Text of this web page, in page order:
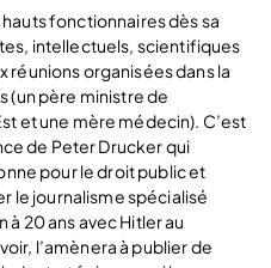
fonctionnaires dès sa
intellectuels, scientifiques
organisées dans la
(un père ministre de
et une mère médecin). C’est
de Peter Drucker qui
pour le droit public et
le journalisme spécialisé
20 ans avec Hitler au
l’amènera à publier de